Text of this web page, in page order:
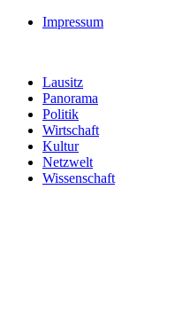
Impressum
Lausitz
Panorama
Politik
Wirtschaft
Kultur
Netzwelt
Wissenschaft